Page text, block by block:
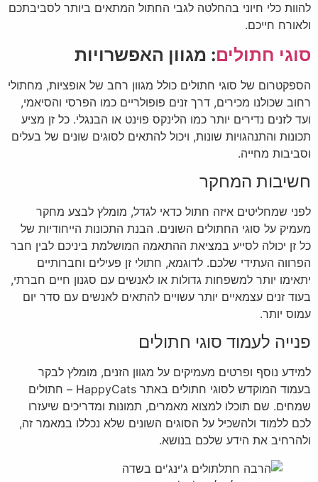
להוות כלי חיוני בהחלטה לגבי החתול המתאים ביותר לסביבתכם
ולאורח חייכם.
סוגי חתולים: מגוון האפשרויות
הספקטרום של סוגי חתולים כולל מגוון רחב של אופציות, מחתולי
רחוב שכולנו מכירים, דרך זנים פופולריים כמו הפרסי והסיאמי,
ועד לזנים נדירים יותר כמו הלינקס פוינט או הבנגלי. כל זן מציע
תכונות והתנהגויות שונות, ויכול להתאים לסוגים שונים של בעלים
וסביבות מחייה.
חשיבות המחקר
לפני שמחליטים איזה חתול כדאי לגדל, מומלץ לבצע מחקר
מעמיק על סוגי החתולים השונים. הבנת התכונות הייחודיות של
כל זן יכולה לסייע במציאת ההתאמה המושלמת ביניכם לבין חבר
הפרווה העתידי שלכם. לדוגמא, חתולי זן פעילים וחברותיים
יתאימו יותר למשפחות גדולות או לאנשים עם סגנון חיים חברתי,
בעוד זנים עצמאיים יותר עשויים להתאים לאנשים עם סדר יום
עמוס יותר.
פנייה לעמוד סוגי חתולים
למידע נוסף ופרטים מעמיקים על מגוון הזנים, מומלץ לבקר
בעמוד המוקדש לסוגי חתולים באתר HappyCats – חתולים
שמחים. שם תוכלו למצוא מאמרים, תמונות ומדריכים שיעזרו
לכם ללמוד ולהשכיל על הסוגים השונים שלא נכללו במאמר זה,
ולהרחיב את הידע שלכם בנושא.